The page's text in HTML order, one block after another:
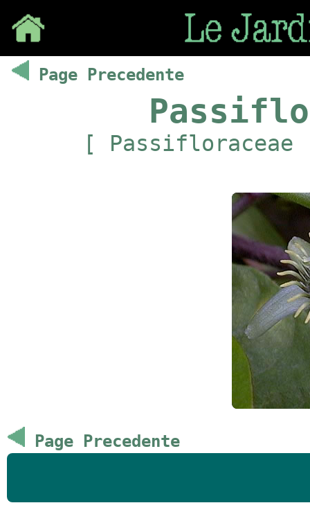
Page Precedente
[
Page Precedente